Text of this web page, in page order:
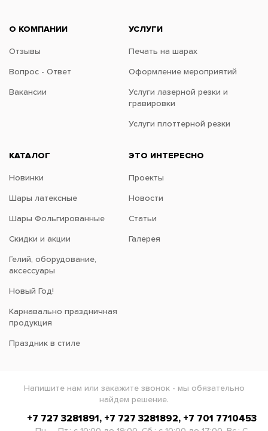
О КОМПАНИИ
Отзывы
Вопрос - Ответ
Вакансии
УСЛУГИ
Печать на шарах
Оформление мероприятий
Услуги лазерной резки и
гравировки
Услуги плоттерной резки
КАТАЛОГ
Новинки
Шары латексные
Шары Фольгированные
Скидки и акции
Гелий, оборудование,
аксессуары
Новый Год!
Карнавально праздничная
продукция
Праздник в стиле
ЭТО ИНТЕРЕСНО
Проекты
Новости
Статьи
Галерея
Напишите нам или закажите звонок - мы обязательно
найдем решение.
+7 727 3281891, +7 727 3281892, +7 701 7710453